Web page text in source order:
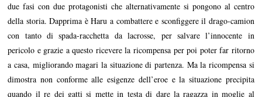
due fasi con due protagonisti che alternativamente si pongono al centro
della storia. Dapprima è Haru a combattere e sconfiggere il drago-camion
con tanto di spada-racchetta da lacrosse, per salvare l’innocente in
pericolo e grazie a questo ricevere la ricompensa per poi poter far ritorno
a casa, migliorando magari la situazione di partenza. Ma la ricompensa si
dimostra non conforme alle esigenze dell’eroe e la situazione precipita
quando il re dei gatti si mette in testa di dare la ragazza in moglie al